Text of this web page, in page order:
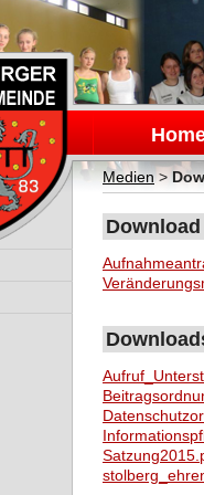
Navigation
überspringen
Medien>